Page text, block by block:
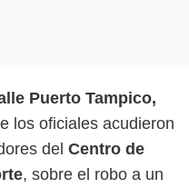
Puerto Tampico,
los oficiales acudieron
del Centro de
, sobre el robo a un